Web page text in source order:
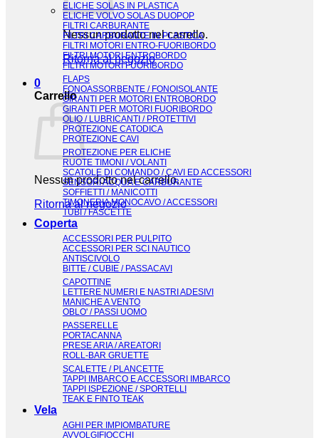
Nessun prodotto nel carrello.
Ritorna al negozio
0
Carrello
Nessun prodotto nel carrello.
Ritorna al negozio
ELICHE SOLAS IN PLASTICA
ELICHE VOLVO SOLAS DUOPOP
FILTRI CARBURANTE
FILTRI CARBURANTE IN PLASTICA
FILTRI MOTORI ENTRO-FUORIBORDO
FILTRI MOTORI ENTROBORDO
FILTRI MOTORI FUORIBORDO
FLAPS
FONOASSORBENTE / FONOISOLANTE
GIRANTI PER MOTORI ENTROBORDO
GIRANTI PER MOTORI FUORIBORDO
OLIO / LUBRICANTI / PROTETTIVI
PROTEZIONE CATODICA
PROTEZIONE CAVI
PROTEZIONE PER ELICHE
RUOTE TIMONI / VOLANTI
SCATOLE DI COMANDO / CAVI ED ACCESSORI
SENSORI ACQUA E CARBURANTE
SOFFIETTI / MANICOTTI
TIMONERIA MONOCAVO / ACCESSORI
TUBI / FASCETTE
Coperta
ACCESSORI PER PULPITO
ACCESSORI PER SCI NAUTICO
ANTISCIVOLO
BITTE / CUBIE / PASSACAVI
CAPOTTINE
LETTERE NUMERI E NASTRI ADESIVI
MANICHE A VENTO
OBLO' / PASSI UOMO
PASSERELLE
PORTACANNA
PRESE ARIA / AREATORI
ROLL-BAR GRUETTE
SCALETTE / PLANCETTE
TAPPI IMBARCO E ACCESSORI IMBARCO
TAPPI ISPEZIONE / SPORTELLI
TEAK E FINTO TEAK
Vela
AGHI PER IMPIOMBATURE
AVVOLGIFIOCCHI